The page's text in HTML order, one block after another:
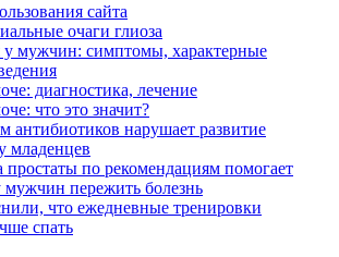
сайта
очаги глиоза
мужчин: симптомы, характерные
диагностика, лечение
что это значит?
антибиотиков нарушает развитие
младенцев
простаты по рекомендациям помогает
мужчин пережить болезнь
что ежедневные тренировки
спать